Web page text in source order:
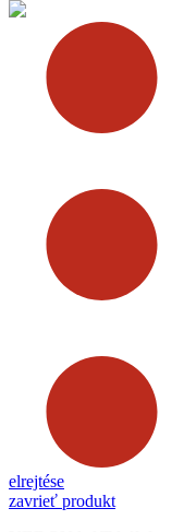
elrejtése
zavrieť produkt